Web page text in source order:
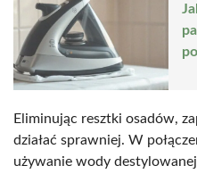
Eliminując resztki osadów,
działać sprawniej. W
używanie wody